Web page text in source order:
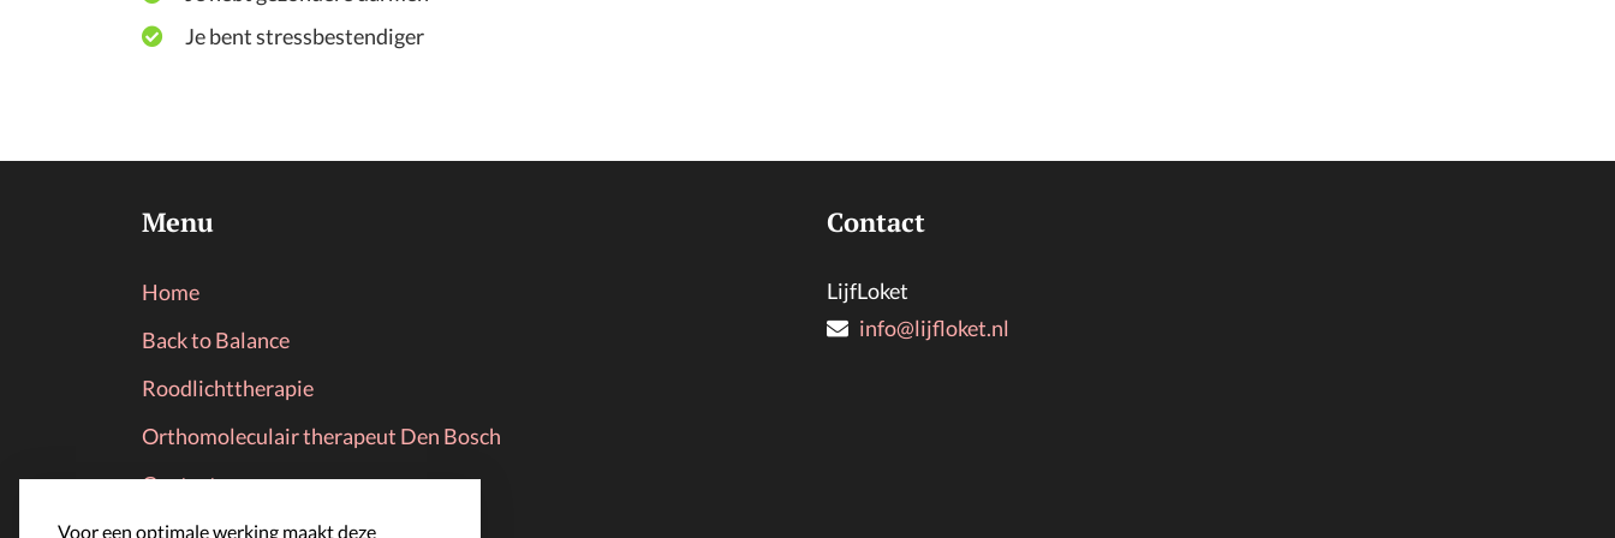
Voor een optimale werking maakt deze
Je bent stressbestendiger
Menu
Home
Back to Balance
Roodlichttherapie
Orthomoleculair therapeut Den Bosch
Contact
Afspraak maken
Contact
LijfLoket
info@lijfloket.nl